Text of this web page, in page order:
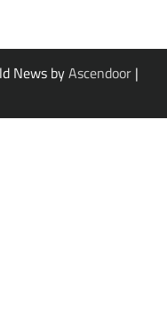
News byAscendoor |